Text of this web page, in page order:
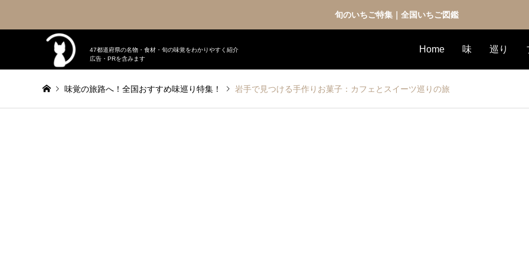
旬のいちご特集｜全国いちご図鑑
47都道府県の名物・食材・旬の味覚をわかりやすく紹介
広告・PRを含みます
Home 味 巡り
味覚の旅路へ！全国おすすめ味巡り特集！ 岩手で見つける手作りお菓子：カフェとスイーツ巡りの旅